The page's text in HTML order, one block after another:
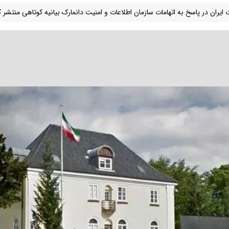
ایران در پاسخ به اتهامات سازمان اطلاعات و امنیت دانمارک بیانیه کوتاهی منتشر